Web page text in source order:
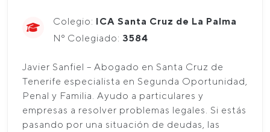
Colegio: ICA Santa Cruz de La Palma
Nº Colegiado: 3584
Javier Sanfiel – Abogado en Santa Cruz de
Tenerife especialista en Segunda Oportunidad,
Penal y Familia. Ayudo a particulares y
empresas a resolver problemas legales. Si estás
pasando por una situación de deudas, las